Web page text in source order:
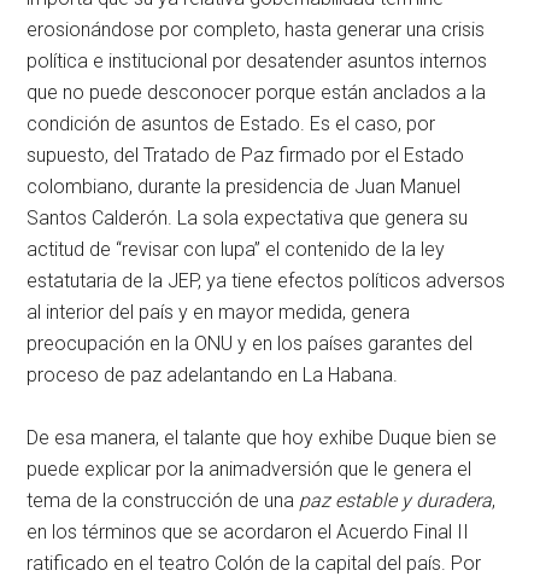
erosionándose por completo, hasta generar una crisis
política e institucional por desatender asuntos internos
que no puede desconocer porque están anclados a la
condición de asuntos de Estado. Es el caso, por
supuesto, del Tratado de Paz firmado por el Estado
colombiano, durante la presidencia de Juan Manuel
Santos Calderón. La sola expectativa que genera su
actitud de “revisar con lupa” el contenido de la ley
estatutaria de la JEP, ya tiene efectos políticos adversos
al interior del país y en mayor medida, genera
preocupación en la ONU y en los países garantes del
proceso de paz adelantando en La Habana.
De esa manera, el talante que hoy exhibe Duque bien se
puede explicar por la animadversión que le genera el
tema de la construcción de una paz estable y duradera,
en los términos que se acordaron el Acuerdo Final II
ratificado en el teatro Colón de la capital del país. Por